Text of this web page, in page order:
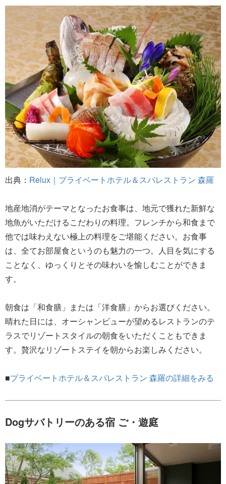
出典： Relux｜プライベートホテル＆スパレストラン 森羅
地産地消がテーマとなったお食事は、地元で獲れた新鮮な
地魚がいただけるこだわりの料理。フレンチから和食まで
他では味わえない極上の料理をご堪能ください。お食事
は、全てお部屋食というのも魅力の一つ。人目を気にする
ことなく、ゆっくりとその味わいを愉しむことができま
す。
朝食は「和食膳」または「洋食膳」からお選びください。
晴れた日には、オーシャンビューが望めるレストランのテ
ラスでリゾートスタイルの朝食をいただくこともできま
す。贅沢なリゾートステイを朝からお楽しみください。
■プライベートホテル＆スパレストラン 森羅の詳細をみる
Dogサバトリーのある宿 ご・遊庭